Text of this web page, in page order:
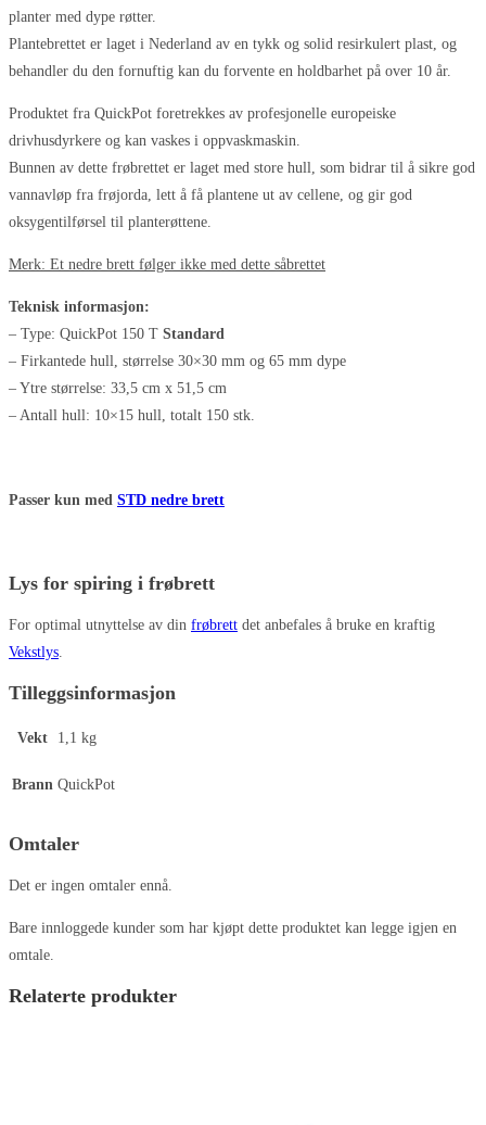
planter med dype røtter.
Plantebrettet er laget i Nederland av en tykk og solid resirkulert plast, og
behandler du den fornuftig kan du forvente en holdbarhet på over 10 år.
Produktet fra QuickPot foretrekkes av profesjonelle europeiske
drivhusdyrkere og kan vaskes i oppvaskmaskin.
Bunnen av dette frøbrettet er laget med store hull, som bidrar til å sikre god
vannavløp fra frøjorda, lett å få plantene ut av cellene, og gir god
oksygentilførsel til planterøttene.
Merk: Et nedre brett følger ikke med dette såbrettet
Teknisk informasjon:
– Type: QuickPot 150 T Standard
– Firkantede hull, størrelse 30×30 mm og 65 mm dype
– Ytre størrelse: 33,5 cm x 51,5 cm
– Antall hull: 10×15 hull, totalt 150 stk.
Passer kun med STD nedre brett
Lys for spiring i frøbrett
For optimal utnyttelse av din frøbrett det anbefales å bruke en kraftig
Vekstlys.
Tilleggsinformasjon
Vekt 1,1 kg
Brann QuickPot
Omtaler
Det er ingen omtaler ennå.
Bare innloggede kunder som har kjøpt dette produktet kan legge igjen en
omtale.
Relaterte produkter